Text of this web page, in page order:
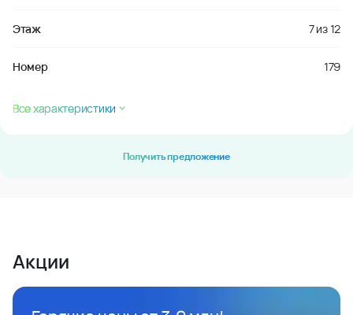
Этаж 7из12
Номер 179
Все характеристики
Получить предложение
Акции